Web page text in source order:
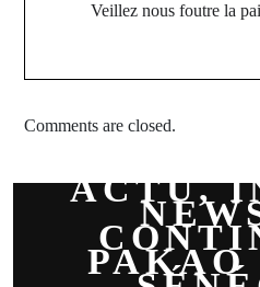
Veillez nous foutre la
Comments are closed.
ACTU,
PAKAO